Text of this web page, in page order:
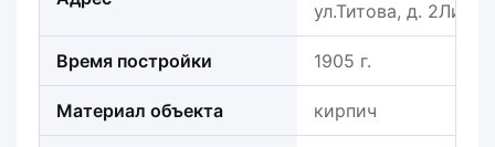
ул.Титова, д.
Время постройки 1905 г.
Материал объекта кирпич